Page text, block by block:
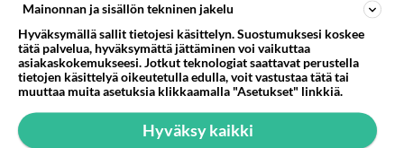
Mainonnan ja sisällön tekninen jakelu
Hyväksymällä sallit tietojesi käsittelyn. Suostumuksesi koskee
tätä palvelua, hyväksymättä jättäminen voi vaikuttaa
asiakaskokemukseesi. Jotkut teknologiat saattavat perustella
tietojen käsittelyä oikeutetulla edulla, voit vastustaa tätä tai
muuttaa muita asetuksia klikkaamalla "Asetukset" linkkiä.
Hyväksy kaikki